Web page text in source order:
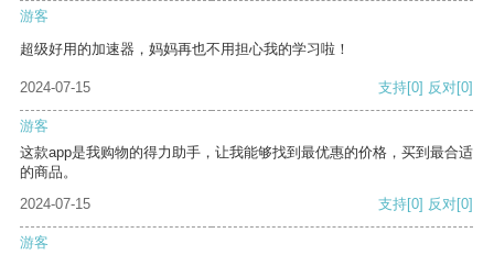
游客
超级好用的加速器，妈妈再也不用担心我的学习啦！
2024-07-15 支持[0] 反对[0]
游客
这款app是我购物的得力助手，让我能够找到最优惠的价格，买到最合适
的商品。
2024-07-15
支持[0] 反对[0]
游客